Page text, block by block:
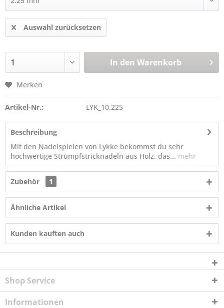
Auswahl zurücksetzen
In den Warenkorb
Merken
Artikel-Nr.: LYK_10.225
Beschreibung
Mit den Nadelspielen von Lykke bekommst du sehr
hochwertige Strumpfstricknadeln aus Holz, das... mehr
Zubehör 1
Ähnliche Artikel
Kunden kauften auch
Shop Service
Informationen